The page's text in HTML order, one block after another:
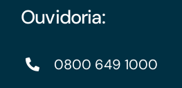
Ouvidoria:
0800 649 1000